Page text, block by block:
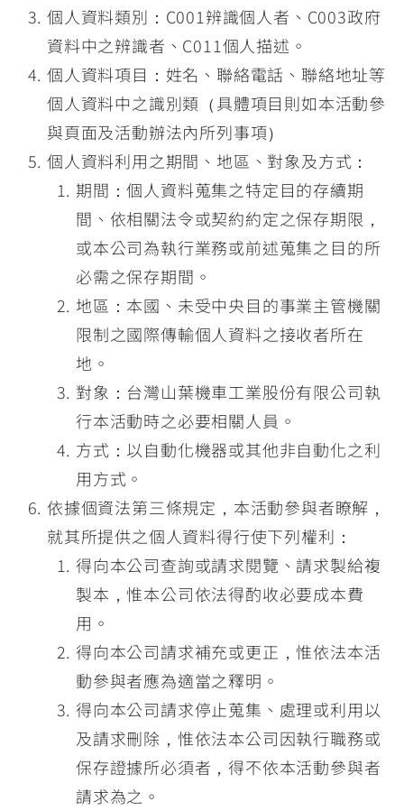
個人資料類別：C001辨識個人者、C003政府
資料中之辨識者、C011個人描述。
個人資料項目：姓名、聯絡電話、聯絡地址等
個人資料中之識別類（具體項目則如本活動參
與頁面及活動辦法內所列事項）
個人資料利用之期間、地區、對象及方式：
期間：個人資料蒐集之特定目的存續期
間、依相關法令或契約約定之保存期限，
或本公司為執行業務或前述蒐集之目的所
必需之保存期間。
地區：本國、未受中央目的事業主管機關
限制之國際傳輸個人資料之接收者所在
地。
對象：台灣山葉機車工業股份有限公司執
行本活動時之必要相關人員。
方式：以自動化機器或其他非自動化之利
用方式。
依據個資法第三條規定，本活動參與者瞭解，
就其所提供之個人資料得行使下列權利：
得向本公司查詢或請求閱覽、請求製給複
製本，惟本公司依法得酌收必要成本費
用。
得向本公司請求補充或更正，惟依法本活
動參與者應為適當之釋明。
得向本公司請求停止蒐集、處理或利用以
及請求刪除，惟依法本公司因執行職務或
保存證據所必須者，得不依本活動參與者
請求為之。